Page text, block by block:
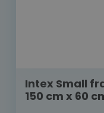
Intex Small
150 cm x 60